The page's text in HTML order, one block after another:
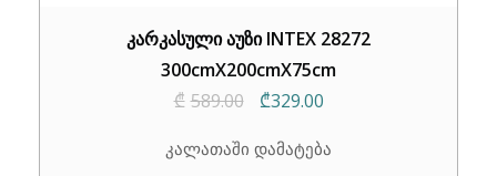
კარკასული აუზი INTEX 28272
300cmX200cmX75cm
₾ 589.00
Original
was:
₾329.00Current
is:
კალათაში დამატება